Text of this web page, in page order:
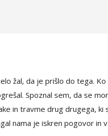
žal, da je prišlo do tega.
Spoznal sem, da se
in travme drug drugega, ki
nama je iskren pogovor in